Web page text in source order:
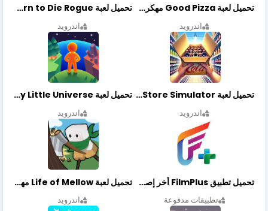
تحميل لعبة Good Pizza مهكرة اخر اصدار
اندرويد
تحميل لعبة Earn to Die Rogue مهكرة اخر اصدار
اندرويد
تحميل لعبة Retail Store Simulator مهكرة اخر اصدار
اندرويد
تحميل لعبة My Little Universe مهكرة أخر إصدار
اندرويد
تحميل تطبيق FilmPlus أخر إصدار
تطبيقات مدفوعة
تحميل لعبة Life of Mellow مهكرة أخر إصدار
اندرويد